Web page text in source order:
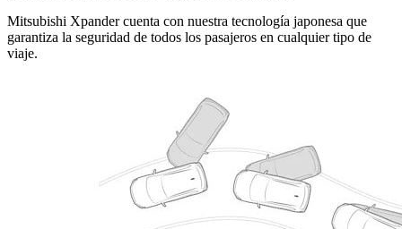
Mitsubishi Xpander cuenta con nuestra tecnología japonesa que
garantiza la seguridad de todos los pasajeros en cualquier tipo de
viaje.